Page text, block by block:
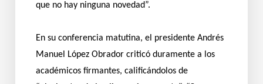
que no hay ninguna novedad”.
En su conferencia matutina, el presidente Andrés
Manuel López Obrador criticó duramente a los
académicos firmantes, calificándolos de